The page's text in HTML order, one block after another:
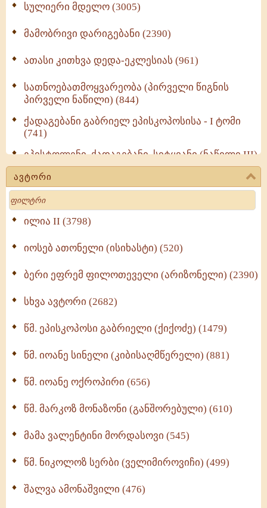
სულიერი მდელო (3005)
მამობრივი დარიგებანი (2390)
ათასი კითხვა დედა-ეკლესიას (961)
სათნოებათმოყვარეობა (პირველი წიგნის
პირველი ნაწილი) (844)
ქადაგებანი გაბრიელ ეპისკოპოსისა - I ტომი
(741)
ეპისტოლენი, ქადაგებანი, სიტყვანი (ნაწილი III)
(723)
მოძღვრის ძალზე სასარგებლო რჩევები
მრევლისათვის (545)
Wisdomge (514)
ქადაგებანი გაბრიელ ეპისკოპოსისა - II ტომი
სულიერი ცხოვრების სახელმძღვანელო -
ნაწილი II (369)
ავტორი
Search
ილია II (3798)
იოსებ ათონელი (ისიხასტი) (520)
ბერი ეფრემ ფილოთეველი (არიზონელი) (2390)
სხვა ავტორი (2682)
წმ. ეპისკოპოსი გაბრიელი (ქიქოძე) (1479)
წმ. იოანე სინელი (კიბისაღმწერელი) (881)
წმ. იოანე ოქროპირი (656)
წმ. მარკოზ მონაზონი (განშორებული) (610)
მამა ვალენტინი მორდასოვი (545)
წმ. ნიკოლოზ სერბი (ველიმიროვიჩი) (499)
შალვა ამონაშვილი (476)